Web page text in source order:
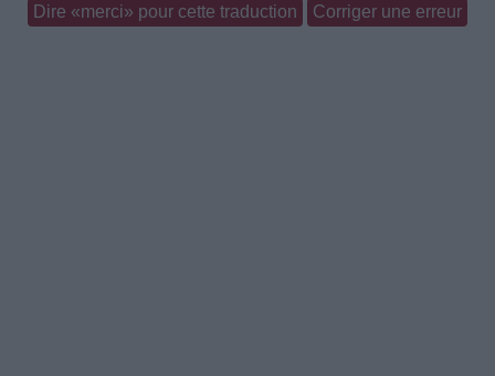
Dire «merci» pour cette traduction Corriger une erreur